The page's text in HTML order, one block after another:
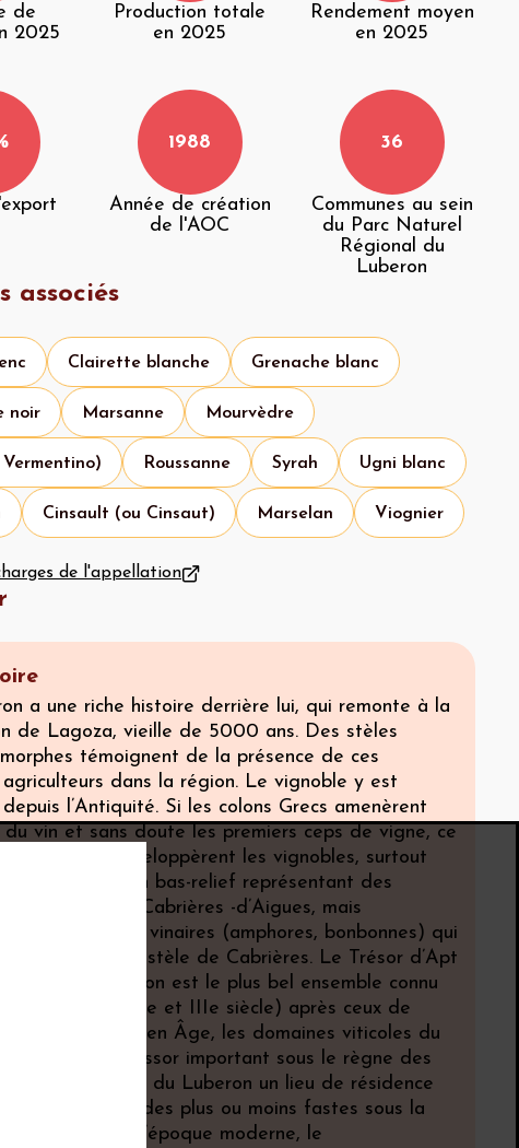
de
2025
Production totale
en 2025
Rendement moyen
en 2025
1988
Année de création
de l'AOC
36
Communes au sein
du Parc Naturel
Régional du
Luberon
associés
Clairette blanche Grenache blanc
noir Marsanne Mourvèdre
Roussanne Syrah Ugni blanc
Cinsault (ou Cinsaut) Marselan Viognier
de l'appellation
a une riche histoire derrière lui, qui remonte à la
de Lagoza, vieille de 5000 ans. Des stèles
témoignent de la présence de ces
agriculteurs dans la région. Le vignoble y est
l’Antiquité. Si les colons Grecs amenèrent
du vin et sans doute les premiers ceps de vigne, ce
qui développèrent les vignobles, surtout
d’Aigues. Un bas-relief représentant des
a été trouvé à Cabrières -d’Aigues, mais
des récipients vinaires (amphores, bonbonnes) qui
à ceux de la stèle de Cabrières. Le Trésor d’Apt
Calvet d’Avignon est le plus bel ensemble connu
vinaires (du IIe et IIIe siècle) après ceux de
Au cours du Moyen Âge, les domaines viticoles du
connaissent un essor important sous le règne des
qui font du Luberon un lieu de résidence
Après des épisodes plus ou moins fastes sous la
et pendant l’époque moderne, le